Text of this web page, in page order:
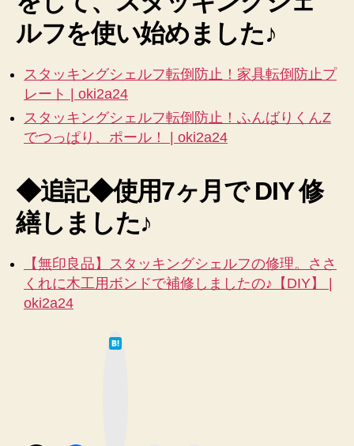
ルフを使い始めました♪
スタッキングシェルフ転倒防止！家具転倒防止プ
レート | oki2a24
スタッキングシェルフ転倒防止！ふんばりくんZ
でつっぱり、ポール！ | oki2a24
◆追記◆使用7ヶ月で DIY 修
繕しました♪
【無印良品】スタッキングシェルフの修理。ささ
くれに木工用ボンドで補修しましたの♪【DIY】 |
oki2a24